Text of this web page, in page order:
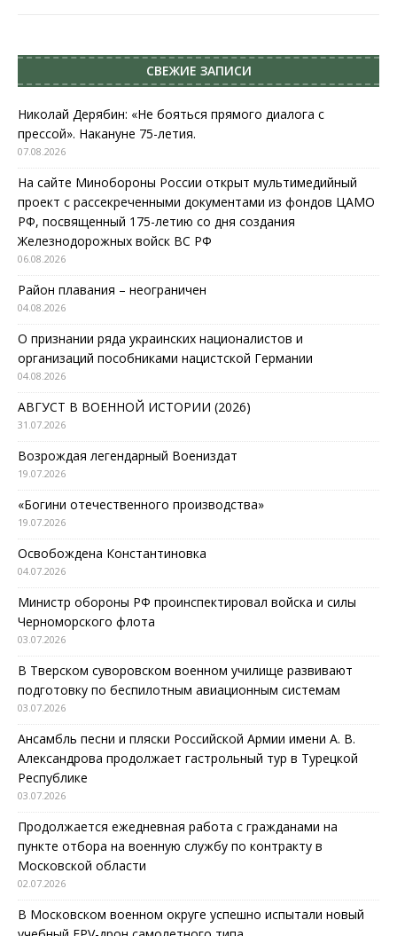
СВЕЖИЕ ЗАПИСИ
Николай Дерябин: «Не бояться прямого диалога с
прессой». Накануне 75-летия.
07.08.2026
На сайте Минобороны России открыт мультимедийный
проект с рассекреченными документами из фондов ЦАМО
РФ, посвященный 175-летию со дня создания
Железнодорожных войск ВС РФ
06.08.2026
Район плавания – неограничен
04.08.2026
О признании ряда украинских националистов и
организаций пособниками нацистской Германии
04.08.2026
АВГУСТ В ВОЕННОЙ ИСТОРИИ (2026)
31.07.2026
Возрождая легендарный Воениздат
19.07.2026
«Богини отечественного производства»
19.07.2026
Освобождена Константиновка
04.07.2026
Министр обороны РФ проинспектировал войска и силы
Черноморского флота
03.07.2026
В Тверском суворовском военном училище развивают
подготовку по беспилотным авиационным системам
03.07.2026
Ансамбль песни и пляски Российской Армии имени А. В.
Александрова продолжает гастрольный тур в Турецкой
Республике
03.07.2026
Продолжается ежедневная работа с гражданами на
пункте отбора на военную службу по контракту в
Московской области
02.07.2026
В Московском военном округе успешно испытали новый